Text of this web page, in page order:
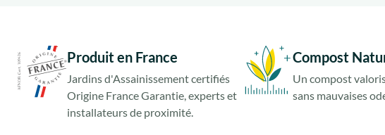
Produit en France
Jardins d'Assainissement certifiés
Origine France Garantie, experts et
installateurs de proximité.
Compost
Un compost
sans mauvaises